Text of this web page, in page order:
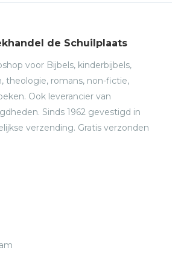
de Schuilplaats
voor Bijbels, kinderbijbels,
theologie, romans, non-fictie,
Ook leverancier van
Sinds 1962 gevestigd in
verzending. Gratis verzonden